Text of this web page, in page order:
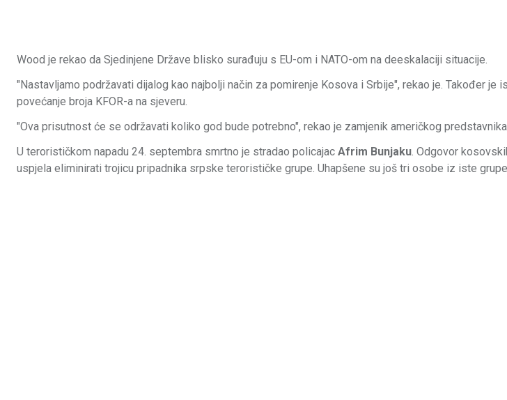
Wood je rekao da Sjedinjene Države blisko surađuju s EU-om i NATO-om na deeskalaciji situacije.
"Nastavljamo podržavati dijalog kao najbolji način za pomirenje Kosova i Srbije", rekao je. Također je
povećanje broja KFOR-a na sjeveru.
"Ova prisutnost će se održavati koliko god bude potrebno", rekao je zamjenik američkog predstavnika
U terorističkom napadu 24. septembra smrtno je stradao policajac Afrim Bunjaku. Odgovor
uspjela eliminirati trojicu pripadnika srpske terorističke grupe. Uhapšene su još tri osobe iz iste